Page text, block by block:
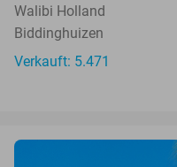
Walibi Holland
Biddinghuizen
Verkauft: 5.471